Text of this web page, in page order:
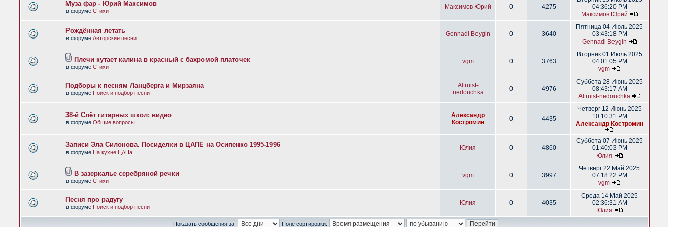
Муза фар - Юрий Максимов
в форуме Стихи
Максимов Юрий 0 4275
04:36:20 PM
Максимов Юрий
Рождённая летать
в форуме Авторские песни
Gennadi Beygin 0 3640
Пятница 04 Июль 2025
03:43:18 PM
Gennadi Beygin
Плечи кутает калина в красный с бахромой платочек
в форуме Стихи
vgm 0 3763
Вторник 01 Июль 2025
04:01:05 PM
vgm
Подборы к песням Ланцберга и Мирзаяна
в форуме Поиск и подбор песни
Altruist-
nedouchka
0 4976
Суббота 28 Июнь 2025
08:43:17 AM
Altruist-nedouchka
38-й Слёт гитарных школ: видео
в форуме Общие вопросы
Александр
Костромин
0 4435
Четверг 12 Июнь 2025
10:10:31 PM
Александр Костромин
Записи Эла Силонова. Посиделки в ЦАПЕ на Осипенко 1995-1996
в форуме На кухне ЦАПа
Юлия 0 4860
Суббота 07 Июнь 2025
01:40:03 PM
Юлия
В зазеркалье серебряной речки
в форуме Стихи
vgm 0 3997
Четверг 22 Май 2025
07:18:22 PM
vgm
Песня про радугу
в форуме Поиск и подбор песни
Юлия 0 4035
Среда 14 Май 2025
02:36:31 AM
Юлия
Показать сообщения за: Поле сортировки: